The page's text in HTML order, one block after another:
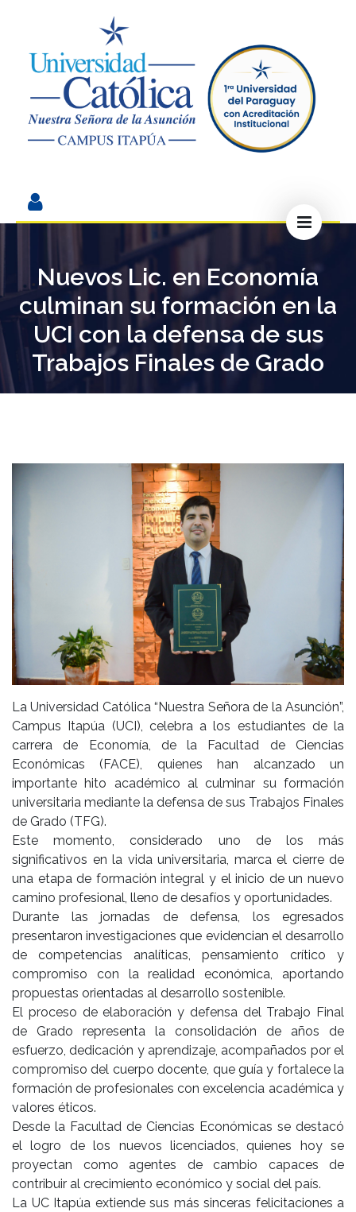
Nuevos Lic. en Economía
culminan su formación en la
UCI con la defensa de sus
Trabajos Finales de Grado
La Universidad Católica “Nuestra Señora de la Asunción”,
Campus Itapúa (UCI), celebra a los estudiantes de la
carrera de Economía, de la Facultad de Ciencias
Económicas (FACE), quienes han alcanzado un
importante hito académico al culminar su formación
universitaria mediante la defensa de sus Trabajos Finales
de Grado (TFG).
Este momento, considerado uno de los más
significativos en la vida universitaria, marca el cierre de
una etapa de formación integral y el inicio de un nuevo
camino profesional, lleno de desafíos y oportunidades.
Durante las jornadas de defensa, los egresados
presentaron investigaciones que evidencian el desarrollo
de competencias analíticas, pensamiento crítico y
compromiso con la realidad económica, aportando
propuestas orientadas al desarrollo sostenible.
El proceso de elaboración y defensa del Trabajo Final
de Grado representa la consolidación de años de
esfuerzo, dedicación y aprendizaje, acompañados por el
compromiso del cuerpo docente, que guía y fortalece la
formación de profesionales con excelencia académica y
valores éticos.
Desde la Facultad de Ciencias Económicas se destacó
el logro de los nuevos licenciados, quienes hoy se
proyectan como agentes de cambio capaces de
contribuir al crecimiento económico y social del país.
La UC Itapúa extiende sus más sinceras felicitaciones a